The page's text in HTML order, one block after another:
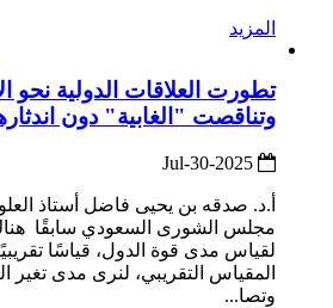
المزيد
تطورت العلاقات الدولية نحو
وتناقصت "الغابية" دون
أ.د. صدقه بن يحيى فاضل أستاذ
مجلس الشورى السعودي سابقًا
لقياس مدى قوة الدول، قياسًا
المقياس التقريبي، لنرى مدى تغير
وتصا...